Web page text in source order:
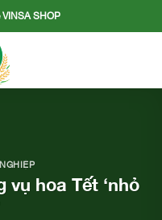
VINSA SHOP
hoa Tết ‘nhỏ